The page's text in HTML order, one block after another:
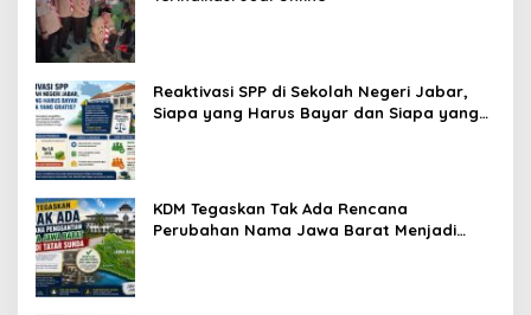
Reaktivasi SPP di Sekolah Negeri Jabar,
Siapa yang Harus Bayar dan Siapa yang
KDM Tegaskan Tak Ada Rencana
Perubahan Nama Jawa Barat Menjadi